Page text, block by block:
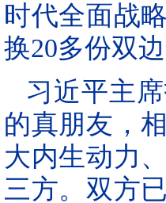
时代全面战
换20多份双
习近平主
的真朋友，
大内生动力
三方。双方